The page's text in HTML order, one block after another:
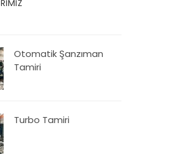
Otomatik Şanzıman
Tamiri
Turbo Tamiri